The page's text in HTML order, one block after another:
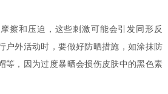
和压迫，这些刺激可能会引发同形反
户外活动时，要做好防晒措施，如涂抹防
等，因为过度暴晒会损伤皮肤中的黑色素